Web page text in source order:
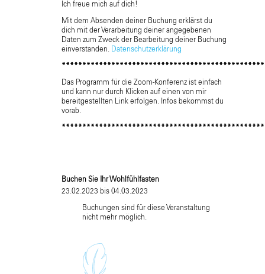
Ich freue mich auf dich!
Mit dem Absenden deiner Buchung erklärst du
dich mit der Verarbeitung deiner angegebenen
Daten zum Zweck der Bearbeitung deiner Buchung
einverstanden.
Datenschutzerklärung
Das Programm für die Zoom-Konferenz ist einfach
und kann nur durch Klicken auf einen von mir
bereitgestellten Link erfolgen. Infos bekommst du
vorab.
Buchen Sie Ihr Wohlfühlfasten
23.02.2023 bis 04.03.2023
Buchungen sind für diese Veranstaltung
nicht mehr möglich.